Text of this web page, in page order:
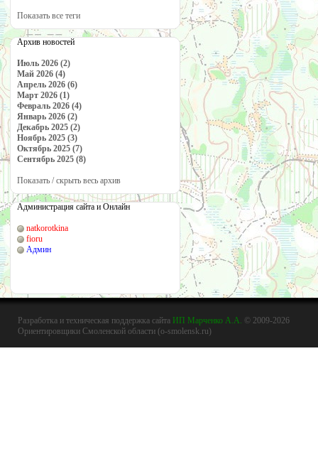
Показать все теги
Архив новостей
Июль 2026 (2)
Май 2026 (4)
Апрель 2026 (6)
Март 2026 (1)
Февраль 2026 (4)
Январь 2026 (2)
Декабрь 2025 (2)
Ноябрь 2025 (3)
Октябрь 2025 (7)
Сентябрь 2025 (8)
Показать / скрыть весь архив
Администрация сайта и Онлайн
natkorotkina
fioru
Админ
Разработка и техническая поддержка сайта ИП Марченко А.А. © 2009-2026
Ориентировщики Смоленской области (o-smolensk.ru)